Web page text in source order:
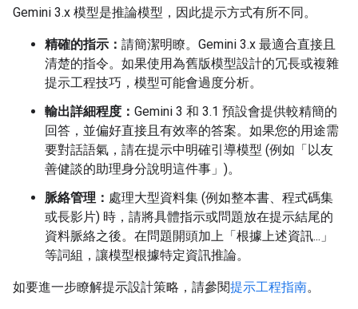
Gemini 3.x 模型是推論模型，因此提示方式有所不同。
精確的指示： 請簡潔明瞭。Gemini 3.x 最適合直接且
清楚的指令。如果使用為舊版模型設計的冗長或複雜
提示工程技巧，模型可能會過度分析。
輸出詳細程度： Gemini 3 和 3.1 預設會提供較精簡的
回答，並偏好直接且有效率的答案。如果您的用途需
要對話語氣，請在提示中明確引導模型 (例如「以友
善健談的助理身分說明這件事」)。
脈絡管理： 處理大型資料集 (例如整本書、程式碼集
或長影片) 時，請將具體指示或問題放在提示結尾的
資料脈絡之後。在問題開頭加上「根據上述資訊...」
等詞組，讓模型根據特定資訊推論。
如要進一步瞭解提示設計策略，請參閱提示工程指南。